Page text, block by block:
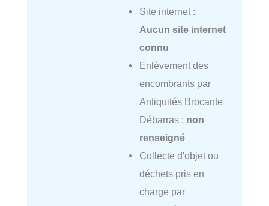
Site internet :
Aucun site internet
connu
Enlèvement des
encombrants par
Antiquités Brocante
Débarras : non
renseigné
Collecte d'objet ou
déchets pris en
charge par